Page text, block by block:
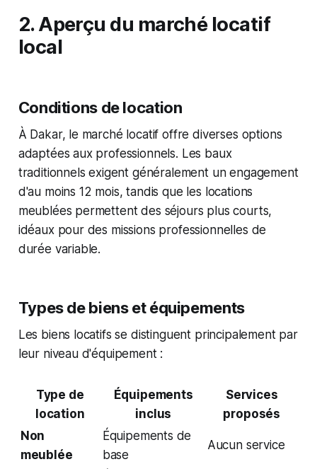
2. Aperçu du marché locatif
local
Conditions de location
À Dakar, le marché locatif offre diverses options
adaptées aux professionnels. Les baux
traditionnels exigent généralement un engagement
d'au moins 12 mois, tandis que les locations
meublées permettent des séjours plus courts,
idéaux pour des missions professionnelles de
durée variable.
Types de biens et équipements
Les biens locatifs se distinguent principalement par
leur niveau d'équipement :
Type de
location
Équipements
inclus
Services
proposés
Non
meublée
Équipements de
base
Aucun service